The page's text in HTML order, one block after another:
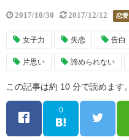
2017/10/30 2017/12/12 恋愛
女子力 失恋 告白
片思い 諦められない
この記事は約 10 分で読めます。
0